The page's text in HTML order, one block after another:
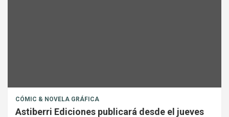
CÓMIC & NOVELA GRÁFICA
Astiberri Ediciones publicará desde el jueves